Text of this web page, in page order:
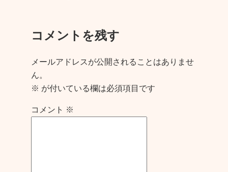
コメントを残す
メールアドレスが公開されることはありませ
ん。
※ が付いている欄は必須項目です
コメント ※